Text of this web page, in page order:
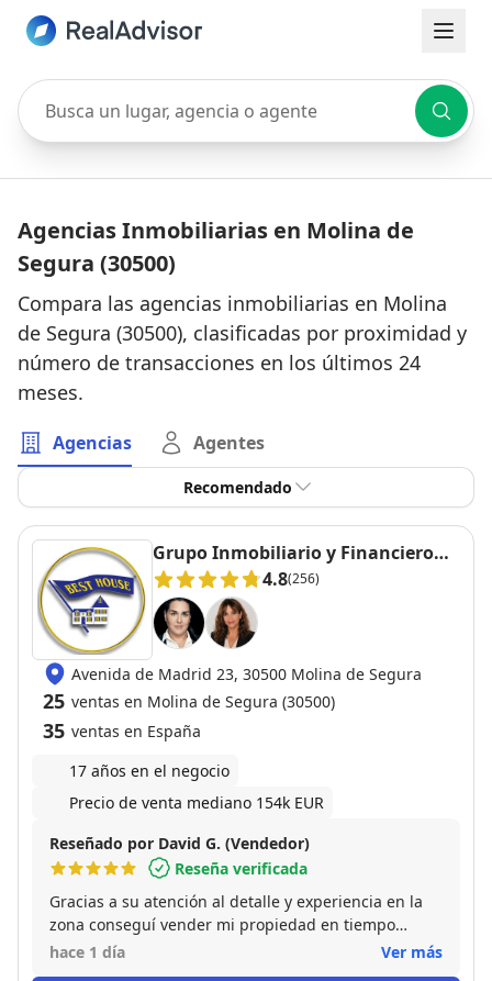
Busca un lugar, agencia o agente
Agencias Inmobiliarias en Molina de
Segura (30500)
Compara las agencias inmobiliarias en Molina
de Segura (30500), clasificadas por proximidad y
número de transacciones en los últimos 24
meses.
Agencias Agentes
Recomendado
Grupo Inmobiliario y Financiero
Best House Molina de Segura
4.8(256)
Avenida de Madrid 23, 30500 Molina de Segura
25 ventas en Molina de Segura (30500)
35 ventas en España
17 años en el negocio
Precio de venta mediano 154k EUR
Reseñado por David G. (Vendedor)
Reseña verificada
Gracias a su atención al detalle y experiencia en la
zona conseguí vender mi propiedad en tiempo
récord. La recomiendo por su conocimiento del
hace 1 día Ver más